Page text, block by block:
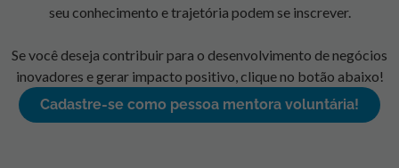
seu conhecimento e trajetória podem se inscrever.
Se você deseja contribuir para o desenvolvimento de negócios
inovadores e gerar impacto positivo, clique no botão abaixo!
Cadastre-se como pessoa mentora voluntária!